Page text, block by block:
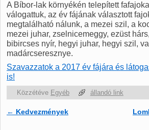
A Bíbor-lak környékén telepített
válogattuk, az év fájának választott
megtalálható nálunk, a mezei szil, a
mezei juhar, zselnicemeggy, ezüst
bibircses nyír, hegyi juhar, hegyi szil,
madárcseresznye.
Szavazzatok a 2017 év fájára és
is!
Közzétéve Egyéb állandó link
Bejegyzés navigáció
← Kedvezmények